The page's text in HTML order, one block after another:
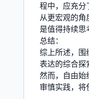
程中，应充分
从更宏观的角
是值得持续思
总结：
综上所述，围
表达的综合探
然而，自由始
审慎实践，将